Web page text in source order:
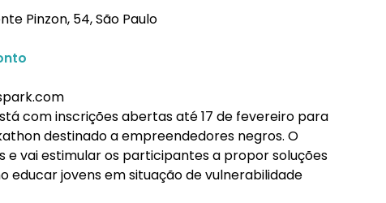
Pinzon, 54, São Paulo
com inscrições abertas até 17 de fevereiro para
destinado a empreendedores negros. O
vai estimular os participantes a propor soluções
educar jovens em situação de vulnerabilidade